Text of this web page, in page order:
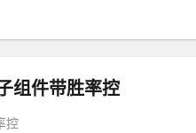
组件带胜率控
控